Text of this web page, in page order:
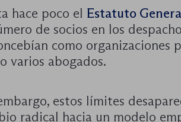
hace poco el Estatuto
de socios en los
como organizaciones
varios abogados.
estos límites
radical hacia un modelo